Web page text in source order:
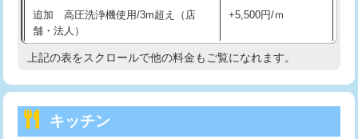
持込商品取付（浄水器・分岐水栓） 16,500円
持込商品取付（温水洗浄便座） 22,000円
持込商品取付（普通便座⇔温水洗浄便
22,000円
給水管工事※（ホール加工)
追加 高圧洗浄機使用/3m超え（店
舗・法人）
+5,500円/ｍ
高度高圧洗浄換 現地調査
トーラー機使用/3mまで
上記の表をスクロールで他の料金もご覧になれます。
キッチン